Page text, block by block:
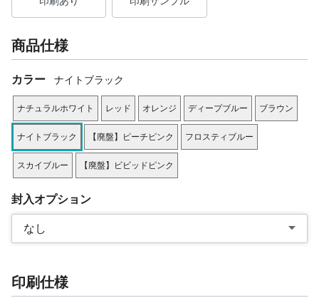
商品仕様
カラー ナイトブラック
ナチュラルホワイト レッド オレンジ ディープブルー ブラウン
ナイトブラック 【廃盤】ピーチピンク フロスティブルー
スカイブルー 【廃盤】ビビッドピンク
封入オプション
なし
印刷仕様